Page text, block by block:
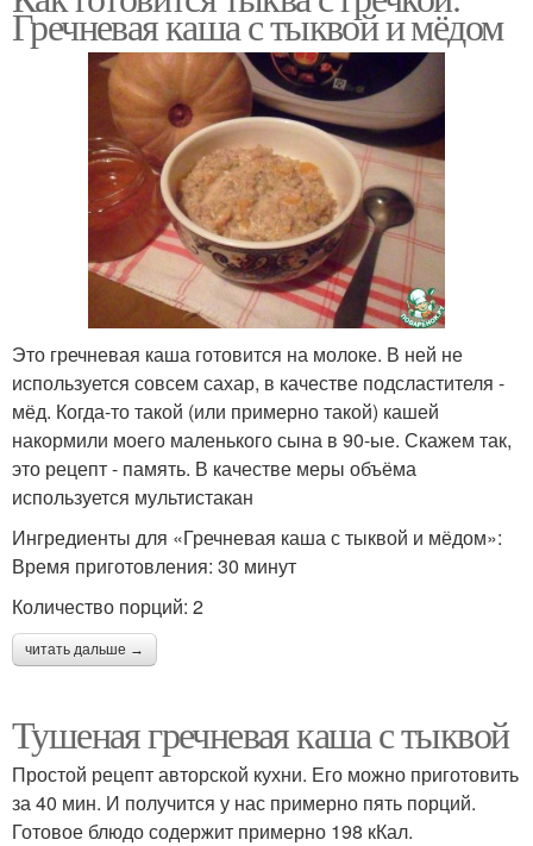
Гречневая каша с тыквой и мёдом
Это гречневая каша готовится на молоке. В ней не
используется совсем сахар, в качестве подсластителя -
мёд. Когда-то такой (или примерно такой) кашей
накормили моего маленького сына в 90-ые. Скажем так,
это рецепт - память. В качестве меры объёма
используется мультистакан
Ингредиенты для «Гречневая каша с тыквой и мёдом»:
Время приготовления: 30 минут
Количество порций: 2
читать дальше →
Тушеная гречневая каша с тыквой
Простой рецепт авторской кухни. Его можно приготовить
за 40 мин. И получится у нас примерно пять порций.
Готовое блюдо содержит примерно 198 кКал.